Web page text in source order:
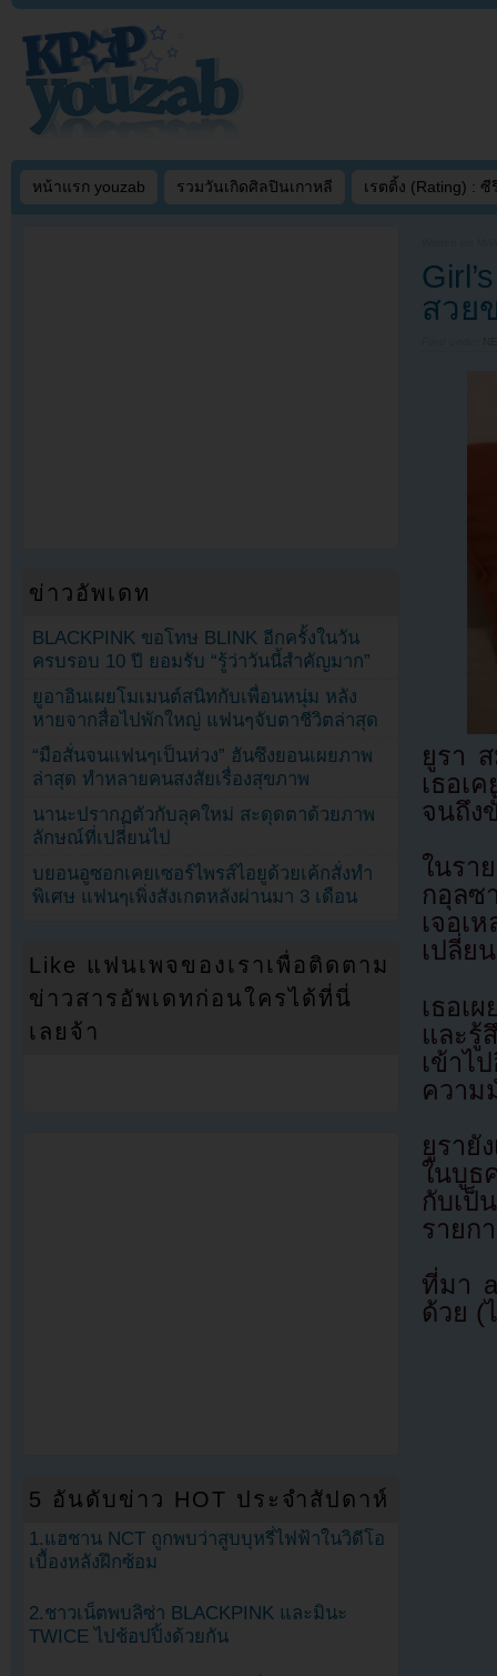
หน้าแรก youzab รวมวันเกิดศิลปินเกาหลี เรตติ้ง (Rating) : ซี
สวย
ยูรา
เธอเ
จนถึง
ในรา
กอุลซ
เจอเ
เปลี่ย
เธอเ
และรู้
เข้าไ
ความ
ยูรายั
ในบูธ
กับเป็
รายก
ที่มา
ด้วย (
ข่าวอัพเดท
BLACKPINK ขอโทษ BLINK อีกครั้งในวัน
ครบรอบ 10 ปี ยอมรับ “รู้ว่าวันนี้สำคัญมาก”
ยูอาอินเผยโมเมนต์สนิทกับเพื่อนหนุ่ม หลัง
หายจากสื่อไปพักใหญ่ แฟนๆจับตาชีวิตล่าสุด
“มือสั่นจนแฟนๆเป็นห่วง” ฮันซึงยอนเผยภาพ
ล่าสุด ทำหลายคนสงสัยเรื่องสุขภาพ
นานะปรากฏตัวกับลุคใหม่ สะดุดตาด้วยภาพ
ลักษณ์ที่เปลี่ยนไป
บยอนอูซอกเคยเซอร์ไพรส์ไอยูด้วยเค้กสั่งทำ
พิเศษ แฟนๆเพิ่งสังเกตหลังผ่านมา 3 เดือน
Like แฟนเพจของเราเพื่อติดตาม
ข่าวสารอัพเดทก่อนใครได้ที่นี่
เลยจ้า
5 อันดับข่าว HOT ประจำสัปดาห์
1.แฮชาน NCT ถูกพบว่าสูบบุหรี่ไฟฟ้าในวิดีโอ
เบื้องหลังฝึกซ้อม
2.ชาวเน็ตพบลิซ่า BLACKPINK และมินะ
TWICE ไปช้อปปิ้งด้วยกัน